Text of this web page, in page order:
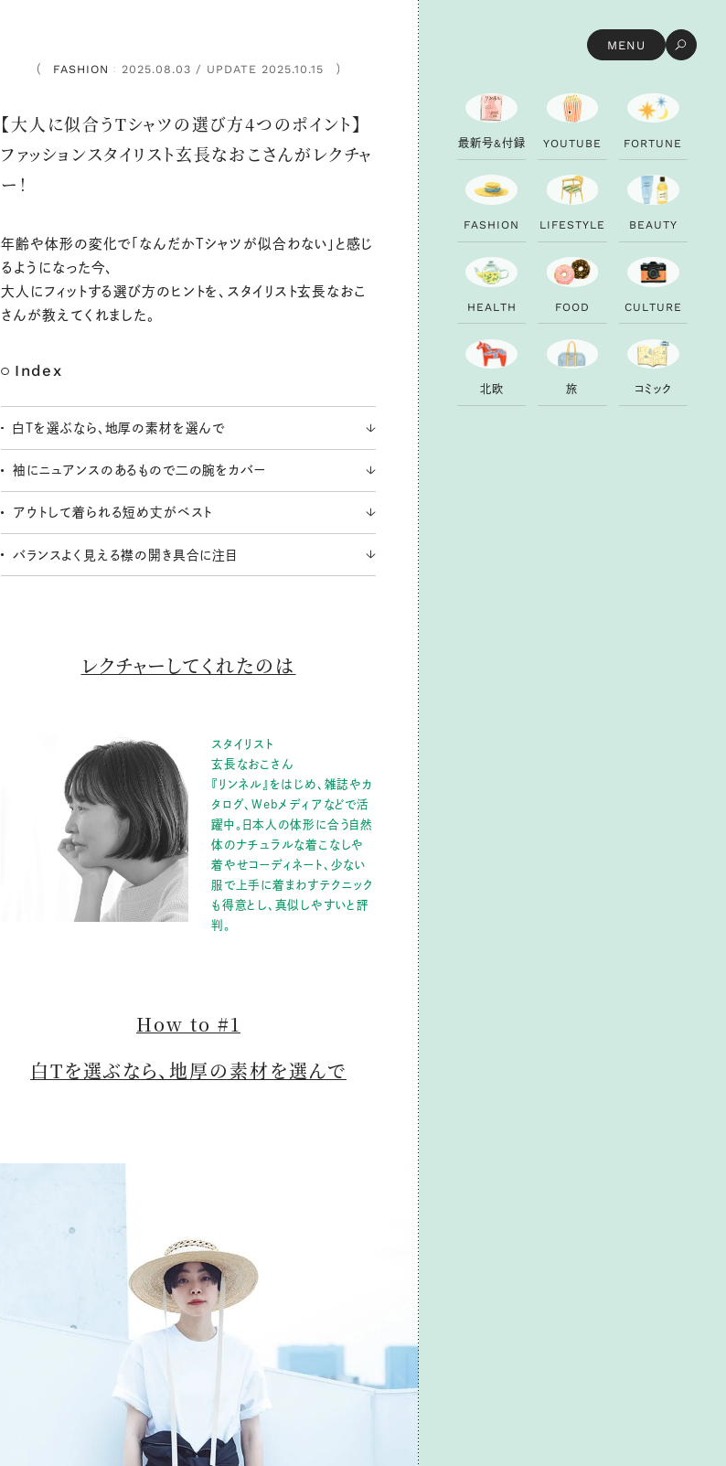
MENU
FASHION ： 2025.08.03 / UPDATE 2025.10.15
【大人に似合うTシャツの選び方4つのポイント】
ファッションスタイリスト玄長なおこさんがレクチャ
ー！
年齢や体形の変化で「なんだかTシャツが似合わない」と感じ
るようになった今、
大人にフィットする選び方のヒントを、スタイリスト玄長なおこ
さんが教えてくれました。
Index
白Tを選ぶなら、地厚の素材を選んで
袖にニュアンスのあるもので二の腕をカバー
アウトして着られる短め丈がベスト
バランスよく見える襟の開き具合に注目
レクチャーしてくれたのは
スタイリスト
玄長なおこさん
『リンネル』をはじめ、雑誌やカ
タログ、Webメディアなどで活
躍中。日本人の体形に合う自然
体のナチュラルな着こなしや
着やせコーディネート、少ない
服で上手に着まわすテクニック
も得意とし、真似しやすいと評
判。
How to #1
白Tを選ぶなら、 地厚の素材を選んで
最新号&付録 YOUTU B E FORTU N E
FAS H ION LI FESTYLE B EAUTY
H EALTH FOOD CU LTU RE
北欧 旅 コ ミ ック